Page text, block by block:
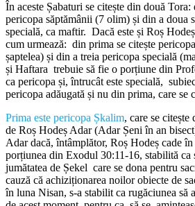
În aceste Șabaturi se citește din două Tora:
pericopa săptămânii (7 olim) și din a doua
specială, ca maftir. Dacă este și Roș
cum urmează: din prima se citește
șaptelea) și din a treia pericopa specială
și Haftara trebuie să fie o porțiune din
ca pericopa și, întrucât este specială,
pericopa adăugată și nu din prima, care se
Prima este pericopa Șkalim, care se
de Roș Hodeș Adar (Adar Șeni în an
Adar dacă, întâmplător, Roș Hodeș cade
porțiunea din Exodul 30:11-16, stabilită ca
jumătatea de Șekel care se dona pentru
cauză că achiziționarea noilor obiecte de
în luna Nisan, s-a stabilit ca rugăciunea să